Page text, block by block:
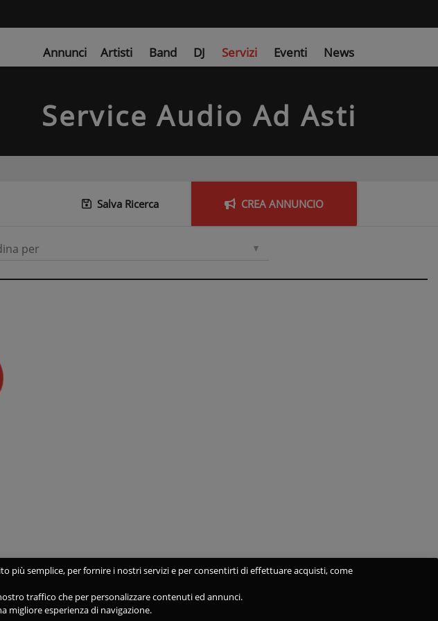
Annunci Artisti Band DJ Servizi Eventi News
Service Audio Ad Asti
Salva Ricerca CREA ANNUNCIO
per
più semplice, per fornire i nostri servizi e per consentirti di effettuare acquisti, come
traffico che per personalizzare contenuti ed annunci.
migliore esperienza di navigazione.